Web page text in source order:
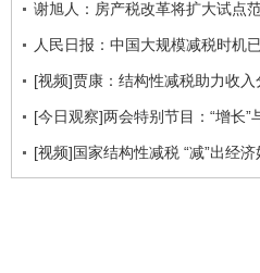
谢旭人：房产税改革将扩大试点
人民日报：中国大规模减税时机
[视频]贾康：结构性减税助力收入
[今日观察]两会特别节目：“增长
[视频]国家结构性减税 “减”出经